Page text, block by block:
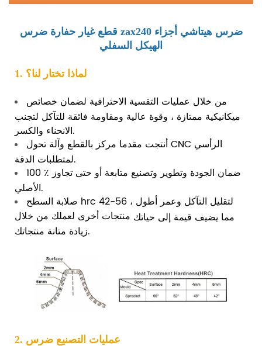
قطع غيار حفارة ضرس zax240 ضرس هيتاشي أجزاء
الهيكل السفلي
1. لماذا تختار لنا؟
من خلال عمليات التقسية الاحترافية لضمان خصائص
ميكانيكية ممتازة ، وقوة عالية ومقاومة فائقة للتآكل لتجنب
الانحناء والكسر.
أنتجت مقدما مركز بالقطع وآلة تحول CNC الرأسي
لمتطلبات الدقة.
100 ٪ ضمان الجودة وتطوير وتصنيع متابعة أو حتى تجاوز
الأصلي.
صلابة السطح hrc 42-56 لتقليل التآكل وعمر أطول ،
مما يضيف قيمة إلى حياتك منتجات أخرى لعملك من خلال
زيادة متانة منتجاتك.
2. عمليات التصنيع ضرس